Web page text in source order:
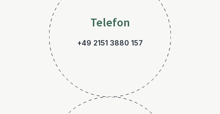
Telefon
+49 2151 3880 157